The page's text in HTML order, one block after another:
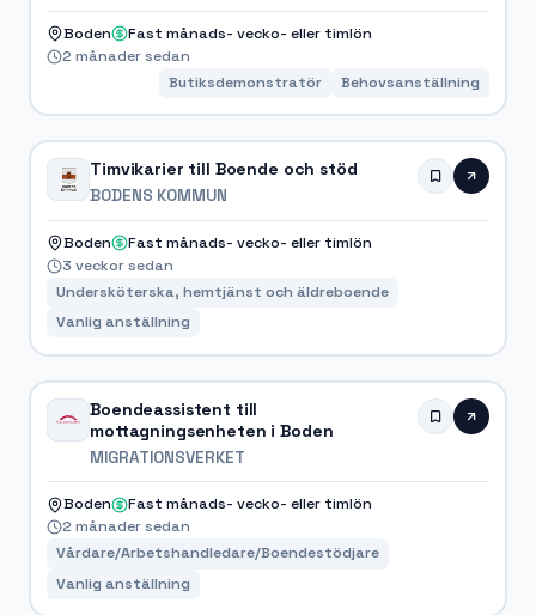
Boden
Fast månads- vecko- eller timlön
2 månader sedan
Butiksdemonstratör
Behovsanställning
Timvikarier till Boende och stöd
BODENS KOMMUN
Boden
Fast månads- vecko- eller timlön
3 veckor sedan
Undersköterska, hemtjänst och äldreboende
Vanlig anställning
Boendeassistent till
mottagningsenheten i Boden
MIGRATIONSVERKET
Boden
Fast månads- vecko- eller timlön
2 månader sedan
Vårdare/Arbetshandledare/Boendestödjare
Vanlig anställning